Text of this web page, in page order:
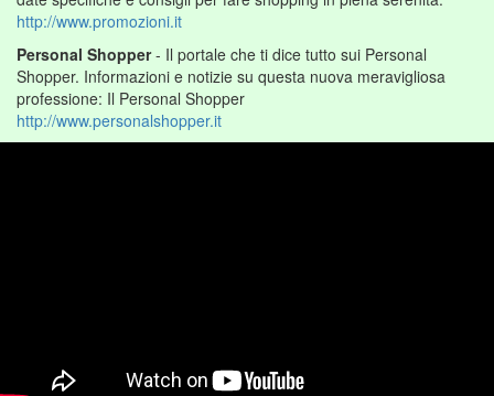
http://www.promozioni.it
Personal Shopper- Il portale che ti dice tutto sui Personal
Shopper. Informazioni e notizie su questa nuova meravigliosa
professione: Il Personal Shopper
http://www.personalshopper.it